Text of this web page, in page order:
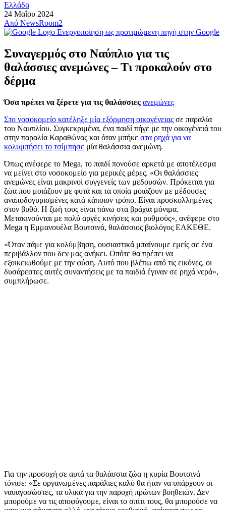
Ελλάδα
24 Μαΐου 2024
Από NewsRoom2
Ενεργοποίηση ως προτιμώμενη πηγή στην Google
Συναγερμός στο Ναύπλιο για τις
θαλάσσιες ανεμώνες – Τι προκαλούν στο
δέρμα
Όσα πρέπει να ξέρετε για τις θαλάσσιες ανεμώνες
Στο νοσοκομείο κατέληξε μία εξόρμηση οικογένειας σε παραλία
του Ναυπλίου. Συγκεκριμένα, ένα παιδί πήγε με την οικογένειά του
στην παραλία Καραθώνας και όταν μπήκε στα ρηχά για να
κολυμπήσει το τσίμπησε μία θαλάσσια ανεμώνη.
Όπως ανέφερε το Mega, το παιδί πονούσε αρκετά με αποτέλεσμα
να μείνει στο νοσοκομείο για μερικές μέρες. «Οι θαλάσσιες
ανεμώνες είναι μακρινοί συγγενείς των μεδουσών. Πρόκειται για
ζώα που μοιάζουν με φυτά και τα οποία μοιάζουν με μέδουσες
αναποδογυρισμένες κατά κάποιον τρόπο. Είναι προσκολλημένες
στον βυθό. Η ζωή τους είναι πάνω στα βράχια μόνιμα.
Μετακινούνται με πολύ αργές κινήσεις και ρυθμούς», ανέφερε στο
Mega η Eμμανουέλα Βουτσινά, θαλάσσιος βιολόγος ΕΛΚΕΘΕ.
«Όταν πάμε για κολύμβηση, ουσιαστικά μπαίνουμε εμείς σε ένα
περιβάλλον που δεν μας ανήκει. Οπότε θα πρέπει να
εξοικειωθούμε με την φύση. Αυτό που βλέπω από τις εικόνες, οι
δυσάρεστες αυτές συναντήσεις με τα παιδιά έγιναν σε ρηχά νερά»,
συμπλήρωσε.
Για την προσοχή σε αυτά τα θαλάσσια ζώα η κυρία Βουτσινά
τόνισε: «Σε οργανωμένες παράλιες καλό θα ήταν να υπάρχουν οι
ναυαγοσώστες, τα υλικά για την παροχή πρώτων βοηθειών. Δεν
μπορούμε να τις αποφύγουμε, είναι το σπίτι τους, θα μπορούσε να